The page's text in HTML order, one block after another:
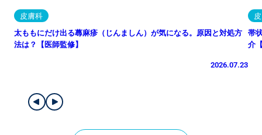
皮膚科
太ももにだけ出る蕁麻疹（じんましん）が気になる。原因と対処方
法は？【医師監修】
2026.07.23
帯
介